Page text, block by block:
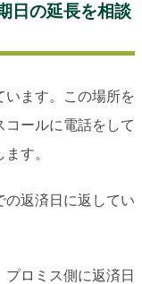
日の延長を相談
います。この場所を
コールに電話をして
す。
の返済日に返してい
ロミス側に返済日